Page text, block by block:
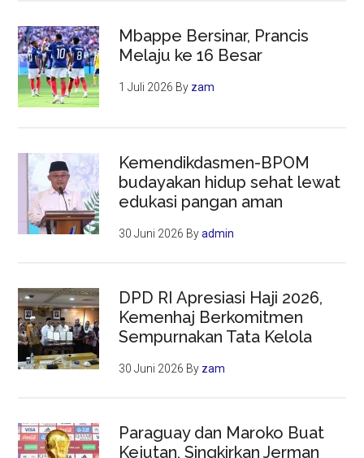
Mbappe Bersinar, Prancis
Melaju ke 16 Besar
1 Juli 2026 By zam
Kemendikdasmen-BPOM
budayakan hidup sehat lewat
edukasi pangan aman
30 Juni 2026 Byadmin
DPD RI Apresiasi Haji 2026,
Kemenhaj Berkomitmen
Sempurnakan Tata Kelola
30 Juni 2026 By zam
Paraguay dan Maroko Buat
Kejutan, Singkirkan Jerman